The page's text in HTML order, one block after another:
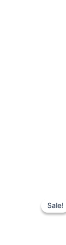
Sale!
Sale!